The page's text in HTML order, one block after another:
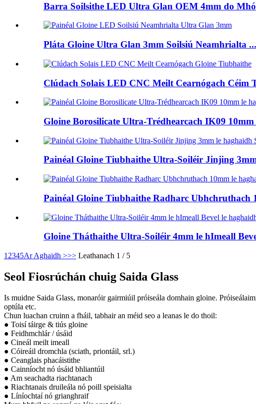
Barra Soilsithe LED Ultra Glan OEM 4mm do
Pláta Gloine Ultra Glan 3mm Soilsiú Neamhrialta ...
Clúdach Solais LED CNC Meilt Cearnógach Céim
Gloine Borosilicate Ultra-Trédhearcach IK09 10mm
Painéal Gloine Tiubhaithe Ultra-Soiléir Jinjing
Painéal Gloine Tiubhaithe Radharc Ubhchruthach
Gloine Tháthaithe Ultra-Soiléir 4mm le hImeall
1 2345Ar Aghaidh >>> Leathanach 1 / 5
Seol Fiosrúchán chuig Saida Glass
Is muidne Saida Glass, monaróir gairmiúil próiseála domhain gloine.
optúla etc.
Chun luachan cruinn a fháil, tabhair an méid seo a leanas le do thoil:
● Toisí táirge & tiús gloine
● Feidhmchlár / úsáid
● Cineál meilt imeall
● Cóireáil dromchla (sciath, priontáil, srl.)
● Ceanglais phacáistithe
● Cainníocht nó úsáid bhliantúil
● Am seachadta riachtanach
● Riachtanais druileála nó poill speisialta
● Líníochtaí nó grianghraif